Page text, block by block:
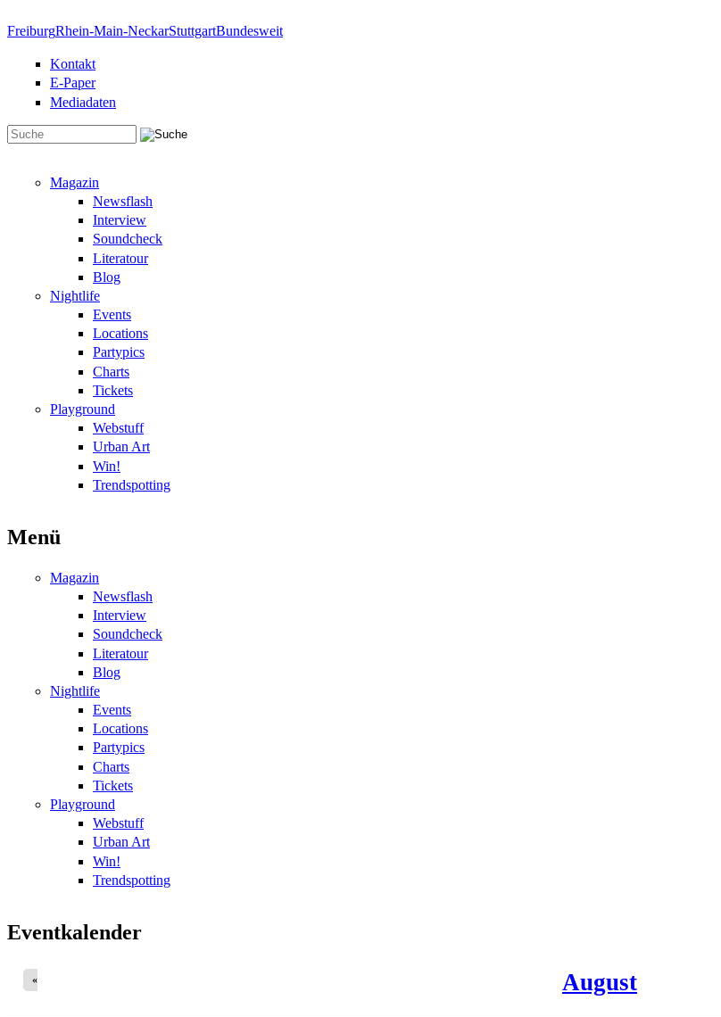
FreiburgRhein-Main-NeckarStuttgartBundesweit
Kontakt
E-Paper
Mediadaten
Magazin
Newsflash
Interview
Soundcheck
Literatour
Blog
Nightlife
Events
Locations
Partypics
Charts
Tickets
Playground
Webstuff
Urban Art
Win!
Trendspotting
Menü
Magazin
Newsflash
Interview
Soundcheck
Literatour
Blog
Nightlife
Events
Locations
Partypics
Charts
Tickets
Playground
Webstuff
Urban Art
Win!
Trendspotting
Eventkalender
August
«